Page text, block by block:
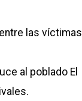
las víctimas
al poblado El